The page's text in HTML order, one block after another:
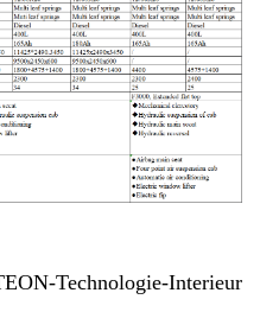
Technologie-Interieur